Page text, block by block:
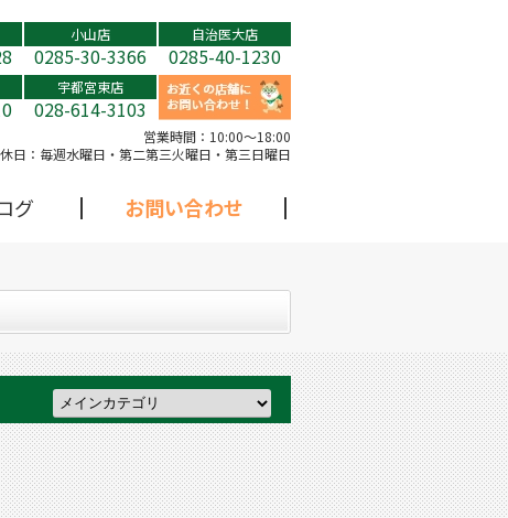
小山店
0285-30-3366
自治医大店
0285-40-1230
宇都宮東店
028-614-3103
営業時間： 10:00～18:00
日： 毎週水曜日・第二第三火曜日・第三日曜日
グ お問い合わせ